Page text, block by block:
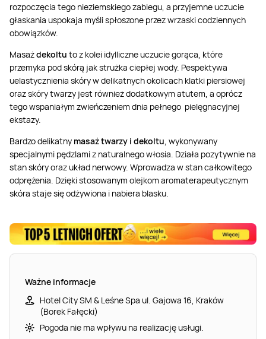
rozpoczęcia tego nieziemskiego zabiegu, a przyjemne uczucie
głaskania uspokaja myśli spłoszone przez wrzaski codziennych
obowiązków.
Masażdekoltu to z kolei idylliczne uczucie gorąca, które
przemyka pod skórą jak strużka ciepłej wody. Pespektywa
uelastycznienia skóry w delikatnych okolicach klatki piersiowej
oraz skóry twarzy jest również dodatkowym atutem, a oprócz
tego wspaniałym zwieńczeniem dnia pełnego pielęgnacyjnej
ekstazy.
Bardzo delikatny masaż twarzy i dekoltu , wykonywany
specjalnymi pędzlami z naturalnego włosia. Działa pozytywnie na
stan skóry oraz układ nerwowy. Wprowadza w stan całkowitego
odprężenia. Dzięki stosowanym olejkom aromaterapeutycznym
skóra staje się odżywiona i nabiera blasku.
Ważne informacje
Hotel City SM & Leśne Spa ul. Gajowa 16, Kraków
(Borek Fałęcki)
Pogoda nie ma wpływu na realizację usługi.